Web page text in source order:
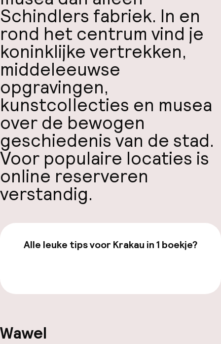
Schindlers fabriek. In en
rond het centrum vind je
koninklijke vertrekken,
middeleeuwse
opgravingen,
kunstcollecties en musea
over de bewogen
geschiedenis van de stad.
Voor populaire locaties is
online reserveren
verstandig.
Alle leuke tips voor Krakau in 1 boekje?
Wawel